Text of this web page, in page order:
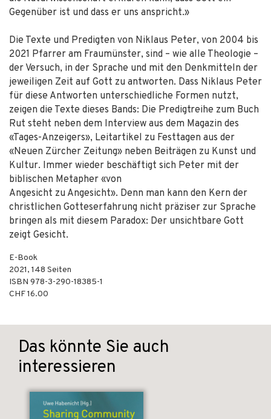
Gegenüber ist und dass er uns anspricht.»
Die Texte und Predigten von Niklaus Peter, von 2004 bis
2021 Pfarrer am Fraumünster, sind – wie alle Theologie –
der Versuch, in der Sprache und mit den Denkmitteln der
jeweiligen Zeit auf Gott zu antworten. Dass Niklaus Peter
für diese Antworten unterschiedliche Formen nutzt,
zeigen die Texte dieses Bands: Die Predigtreihe zum Buch
Rut steht neben dem Interview aus dem Magazin des
«Tages-Anzeigers», Leitartikel zu Festtagen aus der
«Neuen Zürcher Zeitung» neben Beiträgen zu Kunst und
Kultur. Immer wieder beschäftigt sich Peter mit der
biblischen Metapher «von
Angesicht zu Angesicht». Denn man kann den Kern der
christlichen Gotteserfahrung nicht präziser zur Sprache
bringen als mit diesem Paradox: Der unsichtbare Gott
zeigt Gesicht.
E-Book
2021, 148 Seiten
ISBN 978-3-290-18385-1
CHF 16.00
Das könnte Sie auch
interessieren